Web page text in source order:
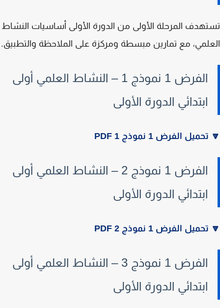
المرحلة الأولى من الدورة الأولى أساسيات النشاط
مع تمارين مبسطة ومركزة على الملاحظة والتطبيق.
الفرض 1 نموذج 1 – النشاط العلمي أولى
ابتدائي الدورة الأولى
تحميل الفرض 1 نموذج 1 PDF
الفرض 1 نموذج 2 – النشاط العلمي أولى
ابتدائي الدورة الأولى
تحميل الفرض 1 نموذج 2 PDF
الفرض 1 نموذج 3 – النشاط العلمي أولى
ابتدائي الدورة الأولى